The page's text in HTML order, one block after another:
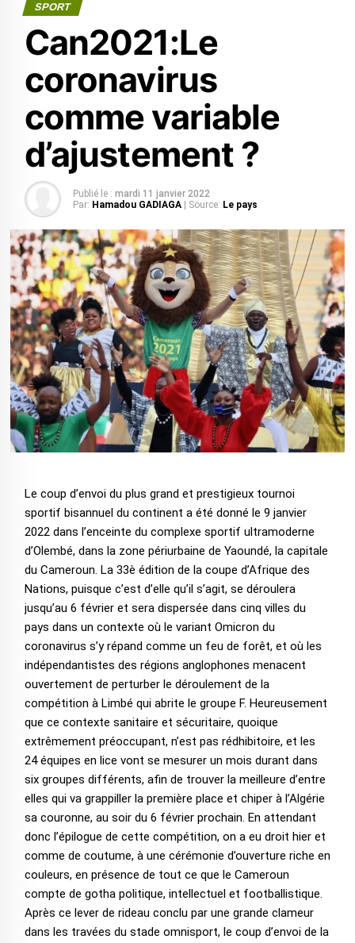
SPORT
Can2021:Le
coronavirus
comme variable
d’ajustement ?
Publié le : mardi 11 janvier 2022
Par: Hamadou GADIAGA | Source: Le pays
Le coup d’envoi du plus grand et prestigieux tournoi
sportif bisannuel du continent a été donné le 9 janvier
2022 dans l’enceinte du complexe sportif ultramoderne
d’Olembé, dans la zone périurbaine de Yaoundé, la capitale
du Cameroun. La 33è édition de la coupe d’Afrique des
Nations, puisque c’est d’elle qu’il s’agit, se déroulera
jusqu’au 6 février et sera dispersée dans cinq villes du
pays dans un contexte où le variant Omicron du
coronavirus s’y répand comme un feu de forêt, et où les
indépendantistes des régions anglophones menacent
ouvertement de perturber le déroulement de la
compétition à Limbé qui abrite le groupe F. Heureusement
que ce contexte sanitaire et sécuritaire, quoique
extrêmement préoccupant, n’est pas rédhibitoire, et les
24 équipes en lice vont se mesurer un mois durant dans
six groupes différents, afin de trouver la meilleure d’entre
elles qui va grappiller la première place et chiper à l’Algérie
sa couronne, au soir du 6 février prochain. En attendant
donc l’épilogue de cette compétition, on a eu droit hier et
comme de coutume, à une cérémonie d’ouverture riche en
couleurs, en présence de tout ce que le Cameroun
compte de gotha politique, intellectuel et footballistique.
Après ce lever de rideau conclu par une grande clameur
dans les travées du stade omnisport, le coup d’envoi de la